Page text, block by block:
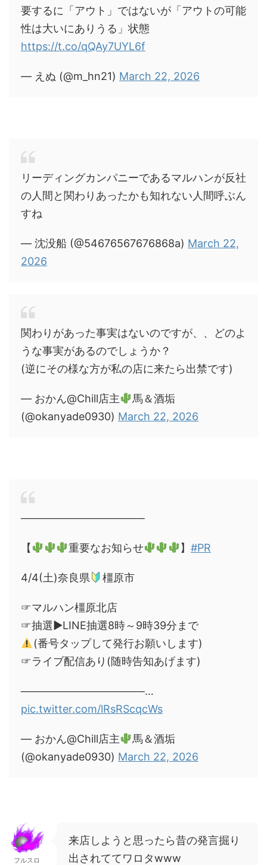
要するに「アウト」ではないが「アウトの可能
性は大いにありうる」状態
https://t.co/qQAy7UYL6f
— えぬ (@m_hn21) March 22, 2026
リーディングカンパニーであるマルハンが反社
の人間と関わりあったかも知れない人間呼ぶん
すね
— 沈没船 (@54676567676868a) March 22,
2026
関わりがあった事実はないのですが、、どのよ
うな事実があるのでしょうか？
(逆にその様な方が私の店に来たら出禁です)
— おかん@Chill店主
馬＆酒垢
(@okanyade0930) March 22, 2026
────────────────
【 重要なお知らせ 】 #PR
4/4(土)奈良県 橿原市
☞マルハン橿原北店
☞抽選▶︎LINE抽選8時～9時39分まで
(番号タップして発行お願いします)
☞ライブ配信あり(随時告知あげます)
────────────────…
pic.twitter.com/lRsRScqcWs
— おかん@Chill店主
馬＆酒垢
(@okanyade0930) March 22, 2026
フルスロ
来店しようと思ったら昔の発言掘り
出されててワロタwww